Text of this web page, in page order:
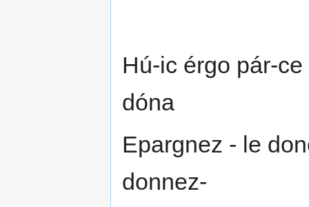
Hú-ic érgo pár-
dóna
Epargnez - le
donnez-